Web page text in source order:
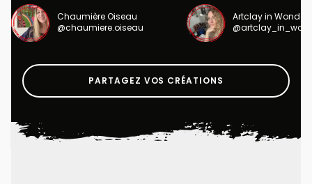
Chaumière Oiseau
@chaumiere.oiseau
Artclay in
PARTAGEZ VOS CRÉATIONS